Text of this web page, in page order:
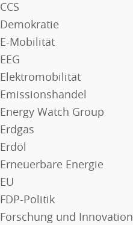
CCS
Demokratie
E-Mobilität
EEG
Elektromobilität
Emissionshandel
Energy Watch Group
Erdgas
Erdöl
Erneuerbare Energie
EU
FDP-Politik
Forschung und Innovation